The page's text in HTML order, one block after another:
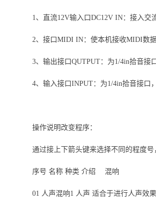
1、直流12V输入口DC12V IN：接入交
2、接口MIDI IN：使本机接收MIDI数据
3、输出接口QUTPUT：为1/4in拾音接
4、输入接口INPUT：为1/4in拾音接口
操作说明改变程序：
通过接上下箭头键来选择不同的程度号
序号 名称 种类 介绍 混响
01 人声混响1 人声 适合于进行人声效